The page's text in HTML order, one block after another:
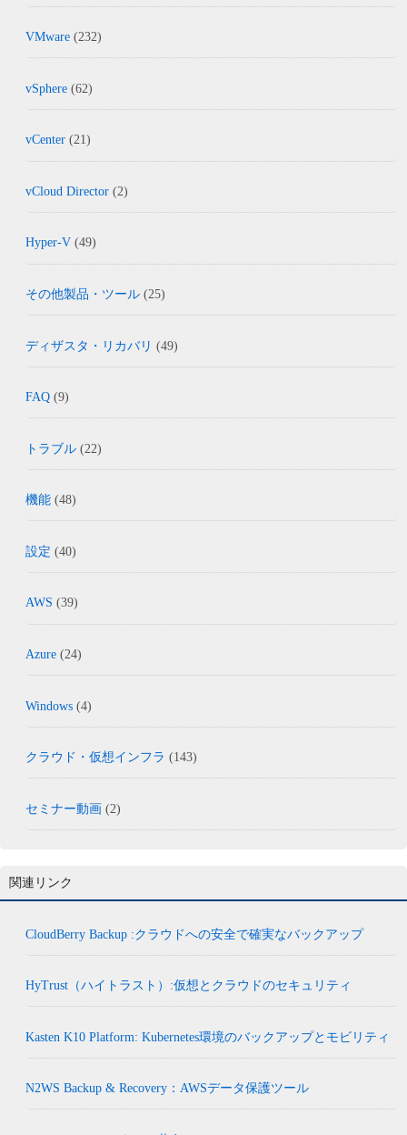
VMware (232)
vSphere (62)
vCenter (21)
vCloud Director (2)
Hyper-V (49)
その他製品・ツール (25)
ディザスタ・リカバリ (49)
FAQ (9)
トラブル (22)
機能 (48)
設定 (40)
AWS (39)
Azure (24)
Windows (4)
クラウド・仮想インフラ (143)
セミナー動画 (2)
関連リンク
CloudBerry Backup :クラウドへの安全で確実なバックアップ
HyTrust（ハイトラスト）:仮想とクラウドのセキュリティ
Kasten K10 Platform: Kubernetes環境のバックアップとモビリティ
N2WS Backup & Recovery：AWSデータ保護ツール